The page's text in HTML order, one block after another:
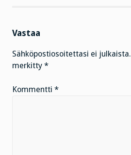
Vastaa
Sähköpostiosoitettasi ei julkaista.
merkitty *
Kommentti *